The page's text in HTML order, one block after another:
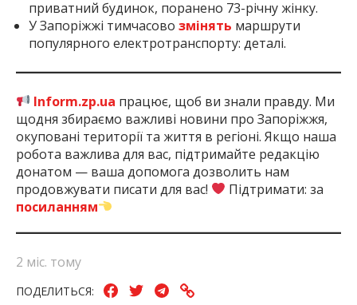
приватний будинок, поранено 73-річну жінку.
У Запоріжжі тимчасово змінять маршрути
популярного електротранспорту: деталі.
Inform.zp.ua працює, щоб ви знали правду. Ми
щодня збираємо важливі новини про Запоріжжя,
окуповані території та життя в регіоні. Якщо наша
робота важлива для вас, підтримайте редакцію
донатом — ваша допомога дозволить нам
продовжувати писати для вас!
Підтримати: за
посиланням
2 міс. тому
ПОДЕЛИТЬСЯ: